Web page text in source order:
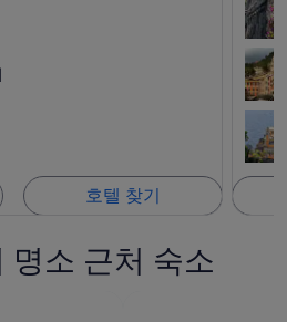
호텔 찾기
명소 근처 숙소